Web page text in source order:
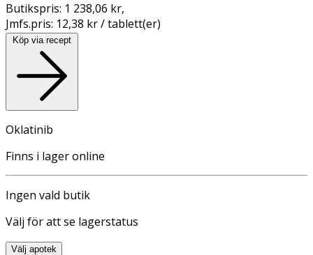
Butikspris: 1 238,06 kr,
Jmfs.pris: 12,38 kr / tablett(er)
Köp via recept
Oklatinib
Finns i lager online
Ingen vald butik
Välj för att se lagerstatus
Välj apotek